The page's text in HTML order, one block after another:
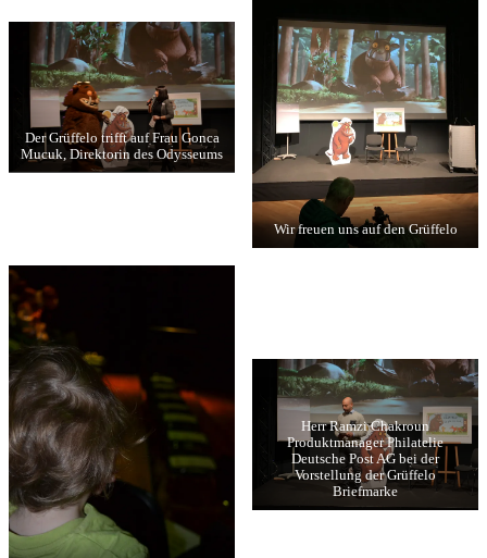
Der Grüffelo trifft auf Frau Gonca
Mucuk, Direktorin des Odysseums
Wir freuen uns auf den Grüffelo
Herr Ramzi Chakroun
Produktmanager Philatelie
Deutsche Post AG bei der
Vorstellung der Grüffelo
Briefmarke